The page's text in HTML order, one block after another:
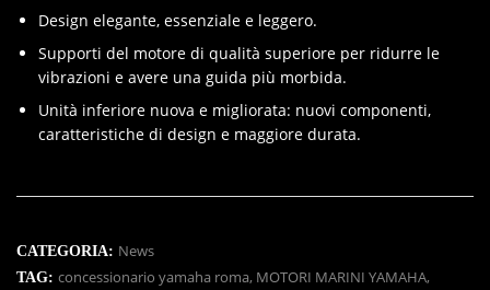
Design elegante, essenziale e leggero.
Supporti del motore di qualità superiore per ridurre le
vibrazioni e avere una guida più morbida.
Unità inferiore nuova e migliorata: nuovi componenti,
caratteristiche di design e maggiore durata.
CATEGORIA: News
TAG: concessionario yamaha roma, MOTORI MARINI YAMAHA,